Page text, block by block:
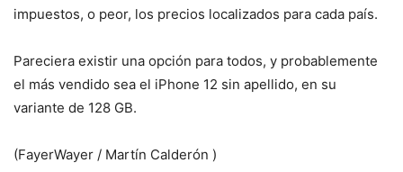
impuestos, o peor, los precios localizados para cada país.
Pareciera existir una opción para todos, y probablemente
el más vendido sea el iPhone 12 sin apellido, en su
variante de 128 GB.
(FayerWayer / Martín Calderón )